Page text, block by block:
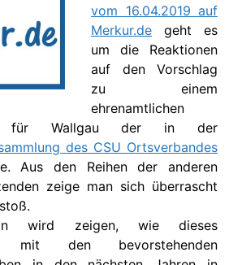
vom 16.04.2019 auf
Merkur.de geht es
um die Reaktionen
auf den Vorschlag
zu einem
ehrenamtlichen
für Wallgau der in der
des CSU Ortsverbandes
Aus den Reihen der anderen
zeige man sich überrascht
wird zeigen, wie dieses
mit den bevorstehenden